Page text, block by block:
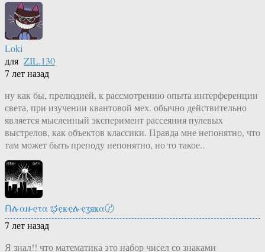
Loki
для ZIL.130
7 лет назад
ну как бы, прелюдией, к рассмотрению опыта интерференции
света, при изучении квантовой мех. обычно действительно
является мысленный эксперимент рассеяния пулевых
выстрелов, как объектов классики. Правда мне непонятно, что
там может быть преподу непонятно, но то такое..
Ոሉαዙҿτα ಭҿҝҿሉҿʓяҝα〄
7 лет назад
Я знал!! что математика это набор чисел со знаками